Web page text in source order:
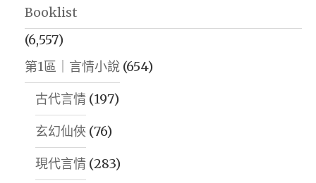
Booklist
(6,557)
第1區｜言情小說 (654)
古代言情 (197)
玄幻仙俠 (76)
現代言情 (283)